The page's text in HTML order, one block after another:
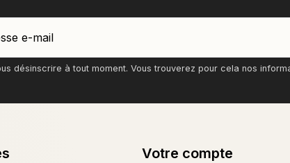
désinscrire à tout moment. Vous trouverez pour cela nos
Votre compte